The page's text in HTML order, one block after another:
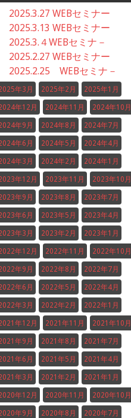
2025.3.27 WEBセミナー
2025.3.13 WEBセミナー
2025.3.４WEBセミナ－
2025.2.27 WEBセミナー
2025.2.25 WEBセミナ－
年3月 2025年2月 2025年1月
年12月 2024年11月 2024年10月
年9月 2024年8月 2024年7月
年6月 2024年5月 2024年4月
年3月 2024年2月 2024年1月
年12月 2023年11月 2023年10月
年9月 2023年8月 2023年7月
年6月 2023年5月 2023年4月
年3月 2023年2月 2023年1月
年12月 2022年11月 2022年10月
年9月 2022年8月 2022年7月
年6月 2022年5月 2022年4月
年3月 2022年2月 2022年1月
年12月 2021年11月 2021年10月
年9月 2021年8月 2021年7月
年6月 2021年5月 2021年4月
年3月 2021年2月 2021年1月
年12月 2020年11月 2020年10月
年9月 2020年8月 2020年7月